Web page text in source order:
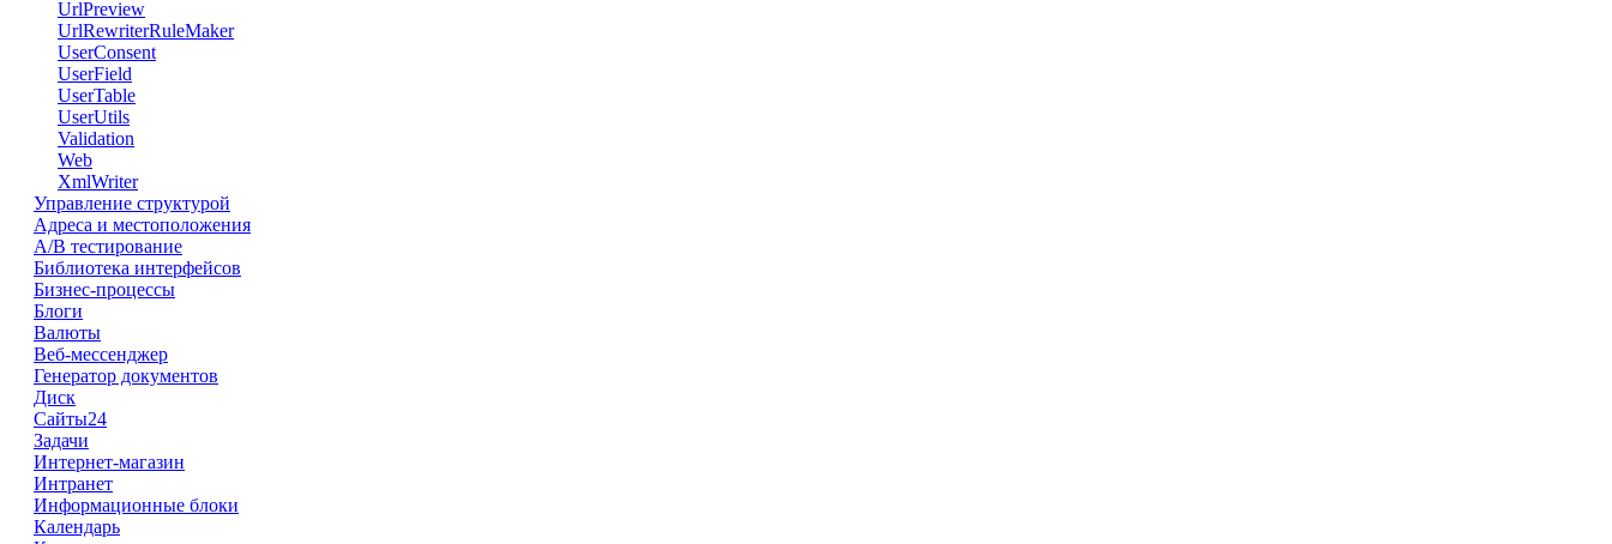
UrlPreview
UrlRewriterRuleMaker
UserConsent
UserField
UserTable
UserUtils
Validation
Web
XmlWriter
Управление структурой
Адреса и местоположения
А/В тестирование
Библиотека интерфейсов
Бизнес-процессы
Блоги
Валюты
Веб-мессенджер
Генератор документов
Диск
Сайты24
Задачи
Интернет-магазин
Интранет
Информационные блоки
Календарь